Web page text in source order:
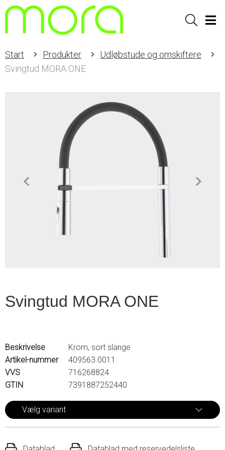
Sök
Start Produkter
Udløbstude og omskiftere
Svingtud MORA ONE
Svingtud MORA ONE
Beskrivelse
Krom, sort slange
Artikel-nummer
409563.0011
VVS
716268824
GTIN
7391887252440
Vælg variant